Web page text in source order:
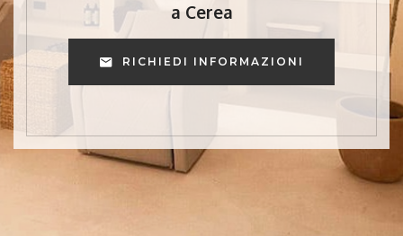
a Cerea
RICHIEDI INFORMAZIONI